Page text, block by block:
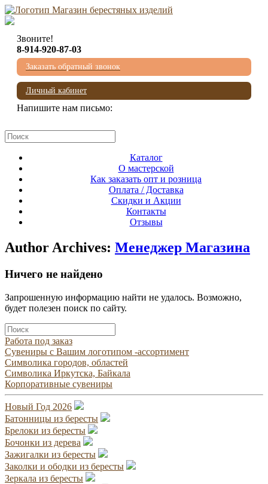
Звоните!
8-914-920-87-03
Заказать обратный звонок
Личный кабинет
Напишите нам письмо:
Каталог
О мастерской
Как заказать опт и розница
Оплата / Доставка
Скидки и Акции
Контакты
Отзывы
Author Archives: Менеджер Магазина
Ничего не найдено
Запрошенную информацию найти не удалось. Возможно,
будет полезен поиск по сайту.
Работа под заказ
Сувениры с Вашим логотипом -ассортимент
Символика городов, областей
Символика Иркутска, Байкала
Корпоративные сувениры
Новый Год 2026
Батонницы из бересты
Брелоки из бересты
Бочонки из дерева
Зажигалки из бересты
Заколки и ободки из бересты
Зеркала из бересты